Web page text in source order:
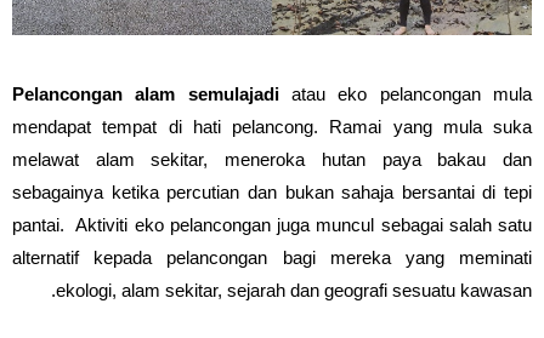
Pelancongan alam semulajadiatau eko pelancongan mula
mendapat tempat di hati pelancong. Ramai yang mula suka
melawat alam sekitar, meneroka hutan paya bakau dan
sebagainya ketika percutian dan bukan sahaja bersantai di tepi
pantai. Aktiviti eko pelancongan juga muncul sebagai salah satu
alternatif kepada pelancongan bagi mereka yang meminati
ekologi, alam sekitar, sejarah dan geografi sesuatu kawasan.